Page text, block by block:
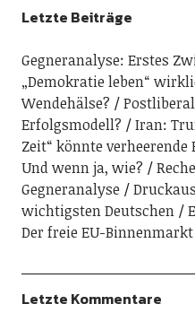
Letzte Beiträge
Gegneranalyse: Erstes
„Demokratie leben“
Wendehälse?
Erfolgsmodell?
Iran:
Zeit“ könnte verheerende
Und wenn ja, wie?
Gegneranalyse
wichtigsten Deutschen
Der freie EU-
Letzte Kommentare